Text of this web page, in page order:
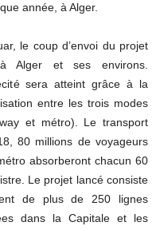
année, à Alger.
le coup d’envoi du projet
à Alger et ses environs.
sera atteint grâce à la
entre les trois modes
et métro). Le transport
80 millions de voyageurs
absorberont chacun 60
Le projet lancé consiste
de plus de 250 lignes
dans la Capitale et les